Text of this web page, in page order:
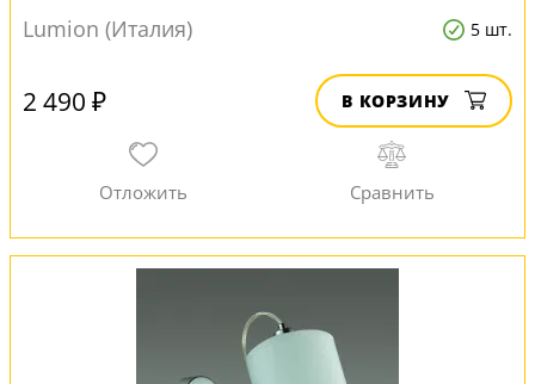
Lumion (Италия)
5 шт.
2 490 ₽ В КОРЗИНУ